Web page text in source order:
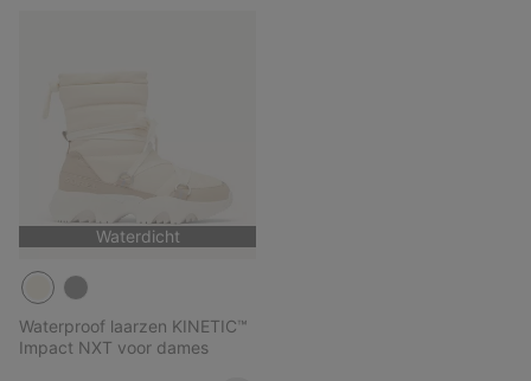
Waterdicht
Waterproof laarzen KINETIC™
Impact NXT voor dames